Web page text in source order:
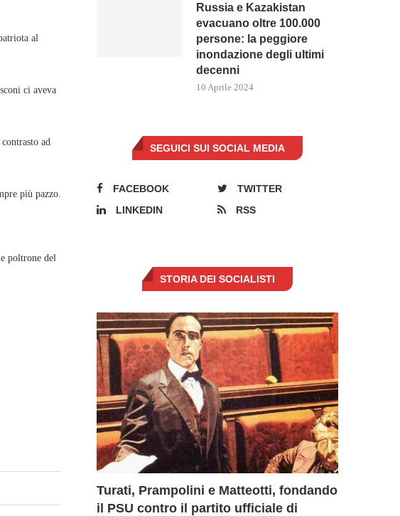
al
ci aveva
ad
più pazzo.
poltrone del
Russia e Kazakistan
evacuano oltre 100.000
persone: la peggiore
inondazione degli ultimi
decenni
10 Aprile 2024
SEGUICI SUI SOCIAL MEDIA
FACEBOOK
TWITTER
LINKEDIN
RSS
STORIA DEI SOCIALISTI
Turati, Prampolini e Matteotti, fondando
il PSU contro il partito ufficiale di